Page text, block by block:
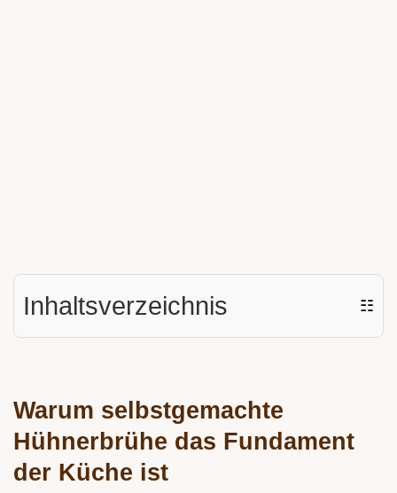
Inhaltsverzeichnis ☷
Warum selbstgemachte
Hühnerbrühe das Fundament
der Küche ist